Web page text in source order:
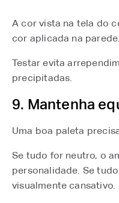
A cor vista na tela do
cor aplicada na parede.
Testar evita
precipitadas.
9. Mantenha
Uma boa paleta
Se tudo for neutro, o
personalidade. Se
visualmente cansativo.